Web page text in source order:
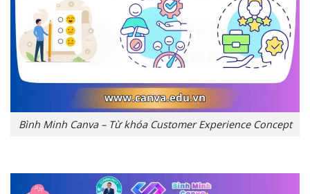
Bình Minh Canva – Từ khóa Customer Experience Concept